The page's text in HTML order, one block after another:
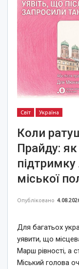
Світ Україна
Коли
Прайду:
міської
Опубліковано
Для багатьох
уявити, що
Марш рівності, а
Міський голова